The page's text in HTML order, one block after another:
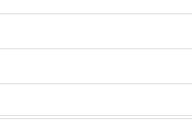
Alfombras Coche SP3